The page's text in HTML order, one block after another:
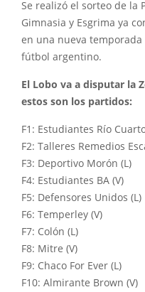
Se realizó el sorteo de la
Gimnasia y Esgrima ya
en una nueva
fútbol argentino.
El Lobo va a disputar la
estos son los partidos:
F1: Estudiantes Río
F2: Talleres Remedios
F3: Deportivo Morón (L)
F4: Estudiantes BA (V)
F5: Defensores Unidos (L)
F6: Temperley (V)
F7: Colón (L)
F8: Mitre (V)
F9: Chaco For Ever (L)
F10: Almirante Brown (V)